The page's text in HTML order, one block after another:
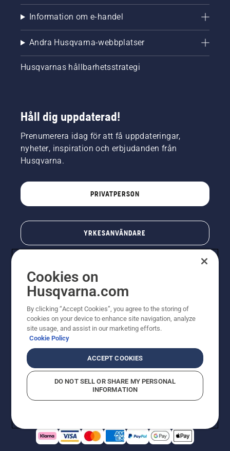
Information om e-handel
Andra Husqvarna-webbplatser
Husqvarnas hållbarhetsstrategi
Håll dig uppdaterad!
Prenumerera idag för att få uppdateringar,
nyheter, inspiration och erbjudanden från
Husqvarna.
PRIVATPERSON
YRKESANVÄNDARE
© Husqvarna AB (publ). All rights reserved. Priserna
som visas är rekommenderade cirkapriser. Alla angivna
priser är rekommenderade försäljningspriser (inkl.
moms) om inte produkten är tillgänglig för direkt köp.
CookiepolicyAnvändningsvillkor Sekretessmeddelande
Rapportera misstänkta överträdelser
Cookies on
Husqvarna.com
By clicking “Accept Cookies”, you agree to the storing of
cookies on your device to enhance site navigation, analyze
site usage, and assist in our marketing efforts.
Cookie Policy
ACCEPT COOKIES
DO NOT SELL OR SHARE MY PERSONAL
INFORMATION